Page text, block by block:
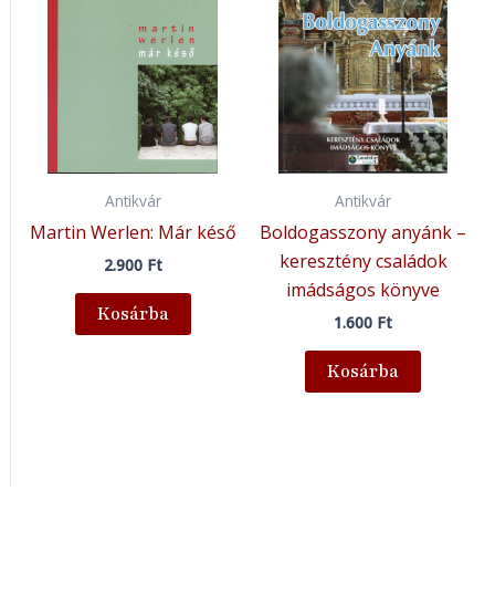
Antikvár
Martin Werlen: Már késő
2.900 Ft
Kosárba
Antikvár
Boldogasszony anyánk –
keresztény családok
imádságos könyve
1.600 Ft
Kosárba